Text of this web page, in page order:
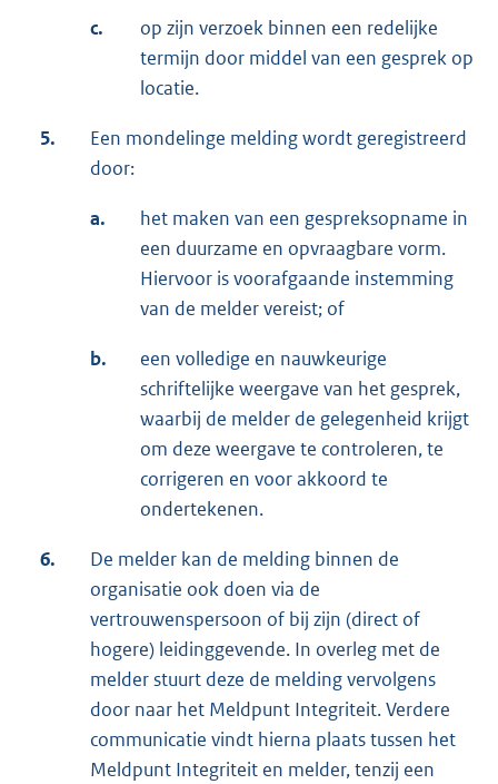
c.
op zijn verzoek binnen een redelijke
termijn door middel van een gesprek op
locatie.
5.
Een mondelinge melding wordt geregistreerd
door:
a.
het maken van een gespreksopname in
een duurzame en opvraagbare vorm.
Hiervoor is voorafgaande instemming
van de melder vereist; of
b.
een volledige en nauwkeurige
schriftelijke weergave van het gesprek,
waarbij de melder de gelegenheid krijgt
om deze weergave te controleren, te
corrigeren en voor akkoord te
ondertekenen.
6.
De melder kan de melding binnen de
organisatie ook doen via de
vertrouwenspersoon of bij zijn (direct of
hogere) leidinggevende. In overleg met de
melder stuurt deze de melding vervolgens
door naar het Meldpunt Integriteit. Verdere
communicatie vindt hierna plaats tussen het
Meldpunt Integriteit en melder, tenzij een